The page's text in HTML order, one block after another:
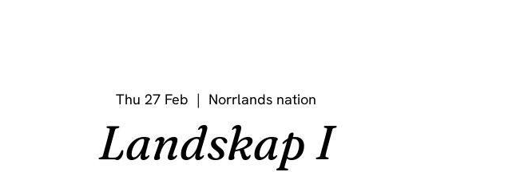
Thu 27 Feb
  |
Norrlands nation
Landskap I